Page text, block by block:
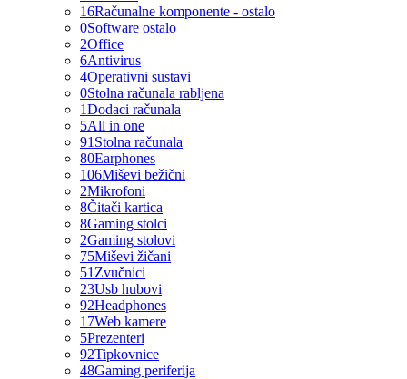
16Računalne komponente - ostalo
0Software ostalo
2Office
6Antivirus
4Operativni sustavi
0Stolna računala rabljena
1Dodaci računala
5All in one
91 Stolna računala
80Earphones
106Miševi bežični
2Mikrofoni
8Čitači kartica
8Gaming stolci
2Gaming stolovi
75Miševi žičani
51 Zvučnici
23Usb hubovi
92Headphones
17Web kamere
5Prezenteri
92Tipkovnice
48Gaming periferija